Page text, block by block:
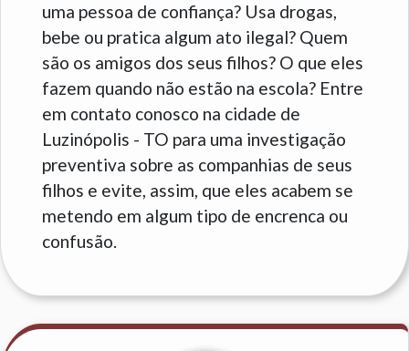
uma pessoa de confiança? Usa drogas,
bebe ou pratica algum ato ilegal? Quem
são os amigos dos seus filhos? O que eles
fazem quando não estão na escola? Entre
em contato conosco na cidade de
Luzinópolis - TO para uma investigação
preventiva sobre as companhias de seus
filhos e evite, assim, que eles acabem se
metendo em algum tipo de encrenca ou
confusão.